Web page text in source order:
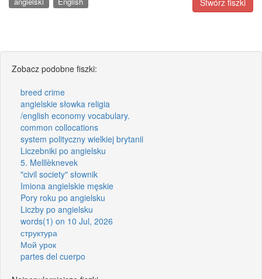
Stwórz fiszki
Zobacz podobne fiszki:
breed crime
angielskie słowka religia
/english economy vocabulary.
common collocations
system polityczny wielkiej brytanii
Liczebniki po angielsku
5. Melllèknevek
"civil society" słownik
Imiona angielskie męskie
Pory roku po angielsku
Liczby po angielsku
words(1) on 10 Jul, 2026
структура
Мой урок
partes del cuerpo